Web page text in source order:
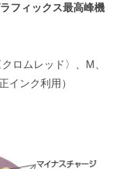
フィックス最高峰機
ロムレッド〉、M、
インク利用）